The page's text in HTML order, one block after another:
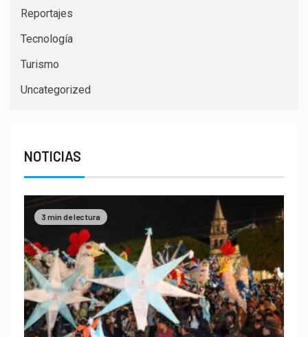
Reportajes
Tecnología
Turismo
Uncategorized
NOTICIAS
3 min de lectura